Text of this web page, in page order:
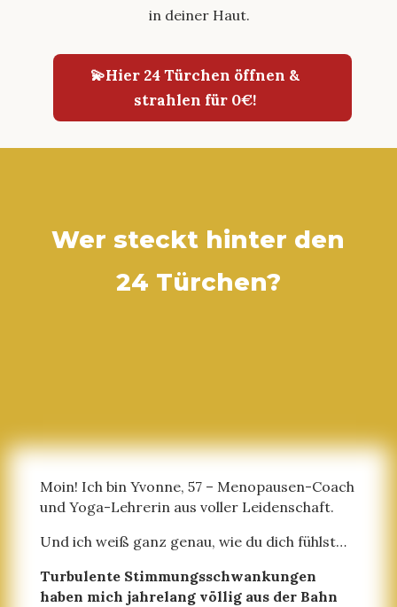
in deiner Haut.
💫Hier 24 Türchen öffnen &
strahlen für 0€!
Wer steckt hinter den
24 Türchen?
Moin! Ich bin Yvonne, 57 – Menopausen-Coach
und Yoga-Lehrerin aus voller Leidenschaft.
Und ich weiß ganz genau, wie du dich fühlst…
Turbulente Stimmungsschwankungen
haben mich jahrelang völlig aus der Bahn